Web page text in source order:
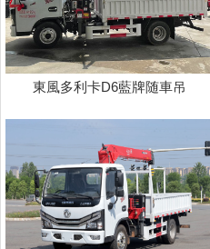
東風多利卡D6藍牌随車吊